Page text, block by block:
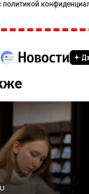
политикой